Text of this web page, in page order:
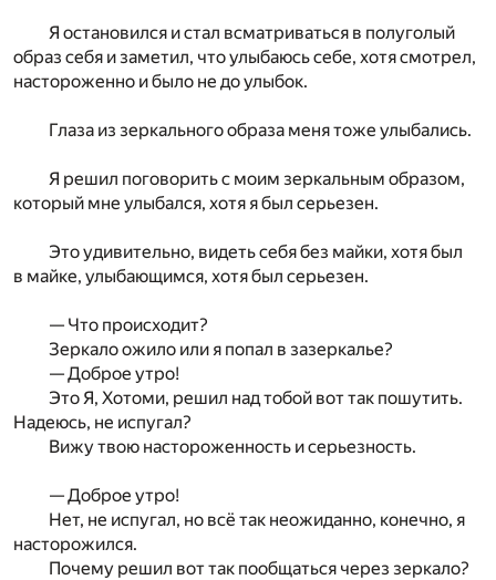
Я остановился и стал всматриваться в полуголый
образ себя и заметил, что улыбаюсь себе, хотя смотрел,
настороженно и было не до улыбок.
Глаза из зеркального образа меня тоже улыбались.
Я решил поговорить с моим зеркальным образом,
который мне улыбался, хотя я был серьезен.
Это удивительно, видеть себя без майки, хотя был
в майке, улыбающимся, хотя был серьезен.
— Что происходит?
Зеркало ожило или я попал в зазеркалье?
— Доброе утро!
Это Я, Хотоми, решил над тобой вот так пошутить.
Надеюсь, не испугал?
Вижу твою настороженность и серьезность.
— Доброе утро!
Нет, не испугал, но всё так неожиданно, конечно, я
насторожился.
Почему решил вот так пообщаться через зеркало?